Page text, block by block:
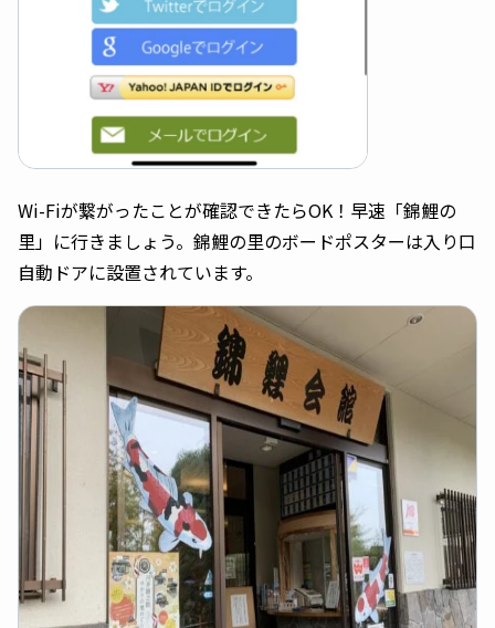
Wi-Fiが繋がったことが確認できたらOK！早速「錦鯉の
里」に行きましょう。錦鯉の里のボードポスターは入り口
自動ドアに設置されています。